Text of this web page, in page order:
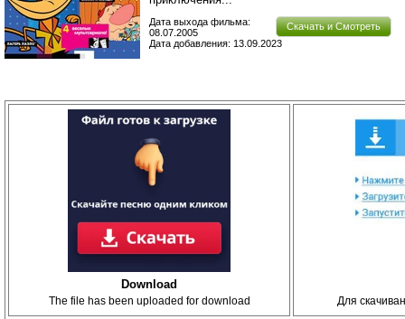
Скачать и Смотреть
Дата выхода фильма:
08.07.2005
Дата добавления: 13.09.2023
Download
The file has been uploaded for download Для